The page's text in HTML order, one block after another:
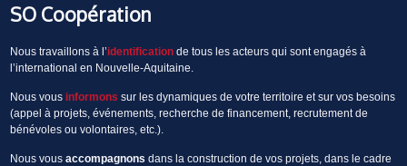
SO Coopération
Nous travaillons à l’identificationde tous les acteurs qui sont engagés à
l’international en Nouvelle-Aquitaine.
Nous vous informons sur les dynamiques de votre territoire et sur vos besoins
(appel à projets, événements, recherche de financement, recrutement de
bénévoles ou volontaires, etc.).
Nous vous accompagnons dans la construction de vos projets, dans le cadre